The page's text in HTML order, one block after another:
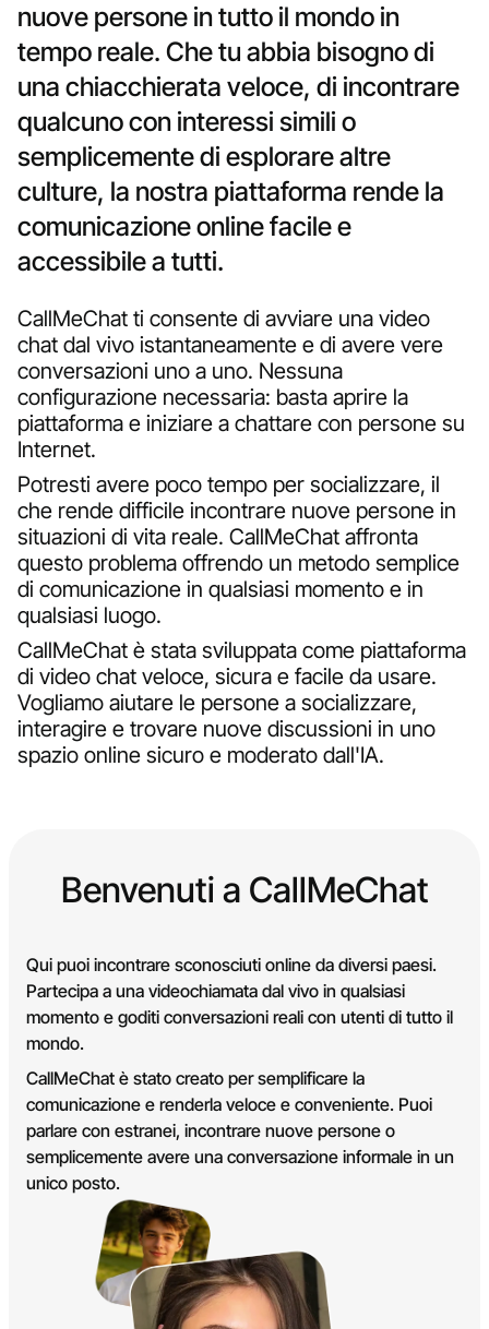
nuove persone in tutto il mondo in
tempo reale. Che tu abbia bisogno di
una chiacchierata veloce, di incontrare
qualcuno con interessi simili o
semplicemente di esplorare altre
culture, la nostra piattaforma rende la
comunicazione online facile e
accessibile a tutti.
CallMeChat ti consente di avviare una video
chat dal vivo istantaneamente e di avere vere
conversazioni uno a uno. Nessuna
configurazione necessaria: basta aprire la
piattaforma e iniziare a chattare con persone su
Internet.
Potresti avere poco tempo per socializzare, il
che rende difficile incontrare nuove persone in
situazioni di vita reale. CallMeChat affronta
questo problema offrendo un metodo semplice
di comunicazione in qualsiasi momento e in
qualsiasi luogo.
CallMeChat è stata sviluppata come piattaforma
di video chat veloce, sicura e facile da usare.
Vogliamo aiutare le persone a socializzare,
interagire e trovare nuove discussioni in uno
spazio online sicuro e moderato dall'IA.
Benvenuti a CallMeChat
Qui puoi incontrare sconosciuti online da diversi paesi.
Partecipa a una videochiamata dal vivo in qualsiasi
momento e goditi conversazioni reali con utenti di tutto il
mondo.
CallMeChat è stato creato per semplificare la
comunicazione e renderla veloce e conveniente. Puoi
parlare con estranei, incontrare nuove persone o
semplicemente avere una conversazione informale in un
unico posto.